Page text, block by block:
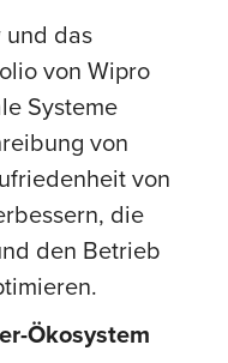
und das
von Wipro
Systeme
von
von
die
den Betrieb
Ökosystem